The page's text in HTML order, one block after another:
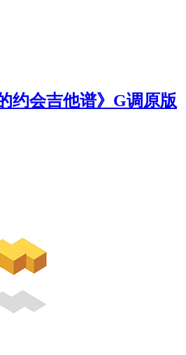
约会吉他谱》G调原版